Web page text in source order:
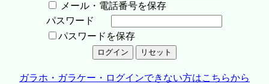
メール・電話番号を保存
パスワード
パスワードを保存
ガラホ・ガラケー・ログインできない方はこちらから